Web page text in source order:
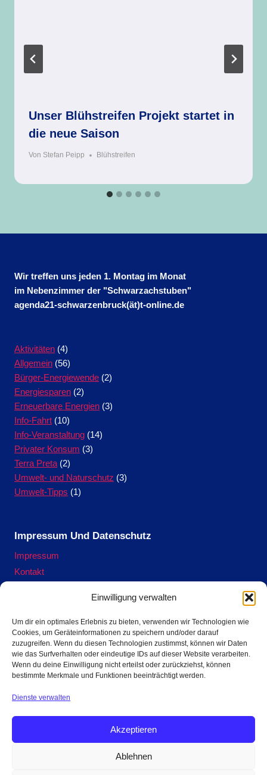
Einwilligung verwalten
Um dir ein optimales Erlebnis zu bieten, verwenden wir Technologien wie
Cookies, um Geräteinformationen zu speichern und/oder darauf
zuzugreifen. Wenn du diesen Technologien zustimmst, können wir Daten
wie das Surfverhalten oder eindeutige IDs auf dieser Website verarbeiten.
Wenn du deine Einwilligung nicht erteilst oder zurückziehst, können
bestimmte Merkmale und Funktionen beeinträchtigt werden.
Dienste verwalten
Akzeptieren
Ablehnen
Unser Blühstreifen Projekt startet in
die neue Saison
Von Stefan Peipp Blühstreifen
Wir treffen uns jeden 1. Montag im Monat
im Nebenzimmer der "Schwarzachstuben"
agenda21-schwarzenbruck(ät)t-online.de
Aktivitäten (4)
Allgemein (56)
Bürger-Energiewende (2)
Energiesparen (2)
Erneuerbare Energien (3)
Info-Fahrt (10)
Info-Veranstaltung (14)
Privater Konsum (3)
Terra Preta (2)
Umwelt- und Naturschutz (3)
Umwelt-Tipps (1)
Impressum Und Datenschutz
Impressum
Kontakt
Cookie-Richtlinie (EU)
Terra Preta Ofen ausleihen hier.
Jetzt Reservieren